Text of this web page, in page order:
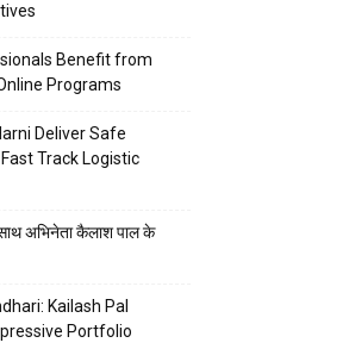
Benefit from
Programs
Deliver Safe
Track Logistic
अभिनेता कैलाश पाल के
Kailash Pal
Portfolio